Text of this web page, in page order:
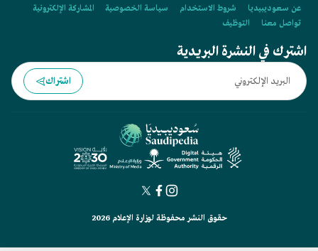
عن سعوديبيديا شروط الاستخدام سياسة الخصوصية
المشاركة الإلكترونية
تواصل معنا
التوظيف
اشترك في النشرة البريدية
اشتراك
حقوق النشر محفوظة لوزارة الإعلام 2026